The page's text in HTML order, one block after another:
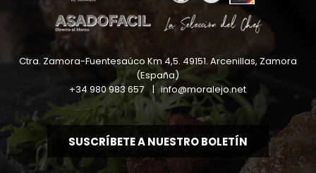
Ctra. Zamora-Fuentesaúco Km 4,5. 49151. Arcenillas, Zamora
(España)
+34 980 983 657 |info@moralejo.net
SUSCRÍBETE A NUESTRO BOLETÍN